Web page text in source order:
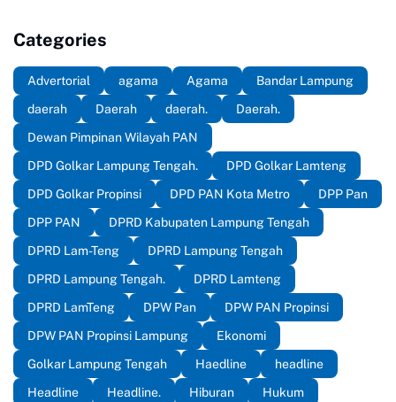
Categories
Advertorial agama Agama
Bandar Lampung
daerah
Daerah daerah.
Daerah.
Dewan Pimpinan Wilayah PAN
DPD Golkar Lampung Tengah.
DPD Golkar Lamteng
DPD Golkar Propinsi
DPD PAN Kota Metro
DPP Pan
DPP PAN
DPRD Kabupaten Lampung Tengah
DPRD Lam-Teng
DPRD Lampung Tengah
DPRD Lampung Tengah.
DPRD Lamteng
DPRD LamTeng
DPW Pan
DPW PAN Propinsi
DPW PAN Propinsi Lampung
Ekonomi
Golkar Lampung Tengah
Haedline
headline
Headline
Headline. Hiburan
Hukum